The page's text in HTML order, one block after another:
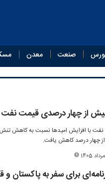
صنعت معدن
از چهار درصدی قیمت نفت
با افزایش امیدها نسبت به کاهش تنش
چهار درصد کاهش یافت.
برای سفر به پاکستان و